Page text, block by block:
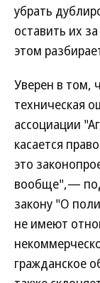
убрать
оставить их
этом
Уверен в том,
техническая
ассоциации
касается
это
вообще",—
закону "О
не имеют
гражданское